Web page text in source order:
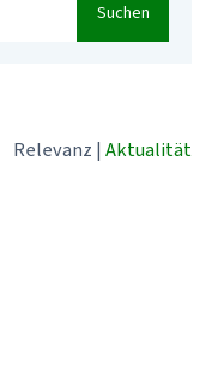
Suchen
Relevanz | Aktualität